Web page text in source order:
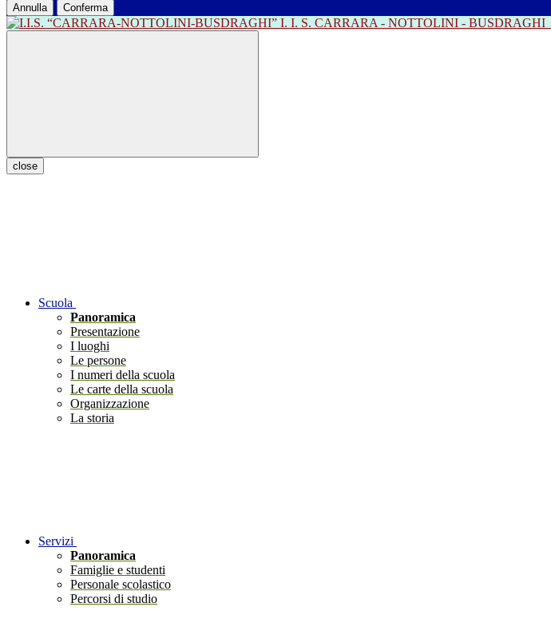
Annulla Conferma
I. I. S. CARRARA - NOTTOLINI - BUSDRAGHI
close
Scuola
Panoramica
Presentazione
I luoghi
Le persone
I numeri della scuola
Le carte della scuola
Organizzazione
La storia
Servizi
Panoramica
Famiglie e studenti
Personale scolastico
Percorsi di studio